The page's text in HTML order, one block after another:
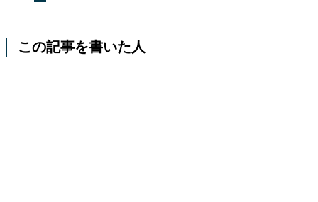
この記事を書いた人